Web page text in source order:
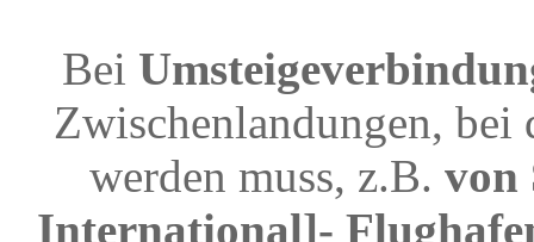
Bei
Zwischenlandungen, bei
werden muss, z.B. von
International]-